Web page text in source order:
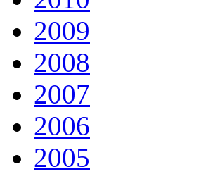
2009
2008
2007
2006
2005